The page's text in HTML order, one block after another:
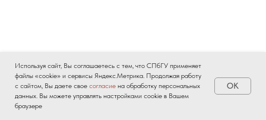
Используя сайт, Вы соглашаетесь с тем, что СПбГУ применяет
файлы «cookie» и сервисы Яндекс.Метрика. Продолжая работу
с сайтом, Вы даете свое согласие на обработку персональных
данных. Вы можете управлять настройками cookie в Вашем
браузере
OK